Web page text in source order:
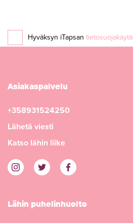
Hyväksyn iTapsan
Asiakaspalvelu
+358931524250
Lähetä viesti
Katso lähin liike
Lähin puhelinhuolto